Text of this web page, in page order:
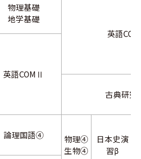
物理基礎
地学基礎
英語
英語COMⅡ
古典研
論理国語④
物理④
生物④
日本史演
習β